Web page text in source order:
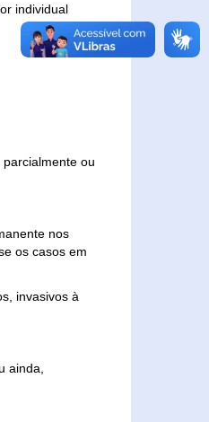
individual
ou
nos
os casos em
invasivos à
ainda,